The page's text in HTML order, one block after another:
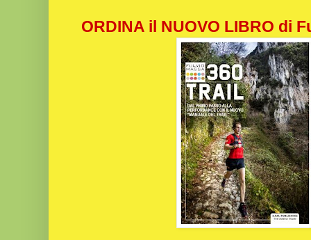
ORDINA il NUOVO LIBRO di